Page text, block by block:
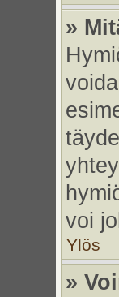
»
voi
Ylös
»